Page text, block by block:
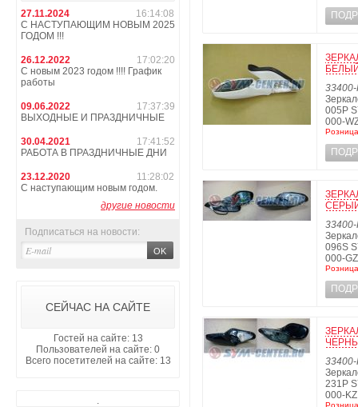
27.11.2024
16:14:08
С НАСТУПАЮЩИМ НОВЫМ 2025
ГОДОМ !!!
26.12.2022
17:02:20
С новым 2023 годом !!!! График
работы
09.06.2022
17:37:39
ВЫХОДНЫЕ И ПРАЗДНИЧНЫЕ
30.04.2021
17:41:52
РАБОТА В ПРАЗДНИЧНЫЕ ДНИ
23.12.2020
11:28:02
С наступающим новым годом.
другие новости
Подписаться на новости:
СЕЙЧАС НА САЙТЕ
Гостей на сайте: 13
Пользователей на сайте: 0
Всего посетителей на сайте: 13
.
005P
000-
096S
000-GZ
231P
000-KZ